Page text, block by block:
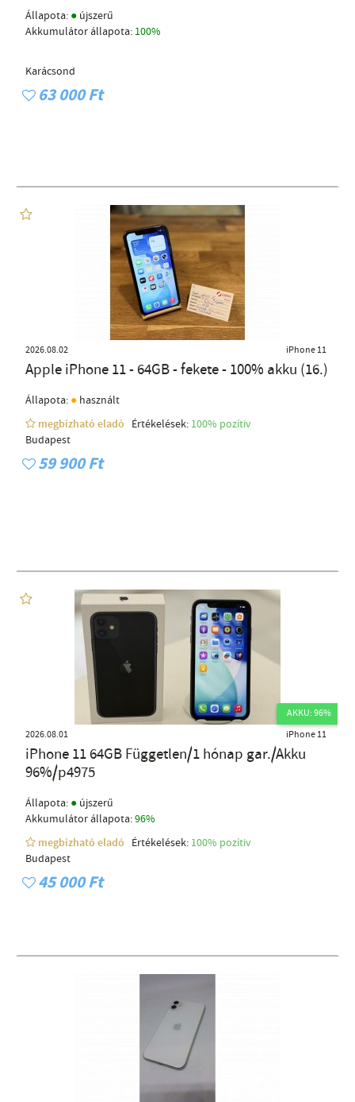
Állapota: ● újszerű
Akkumulátor állapota: 100%
Karácsond
63 000 Ft
2026.08.02 iPhone 11
Apple iPhone 11 - 64GB - fekete - 100% akku (16.)
Állapota: ● használt
megbízható eladó
Értékelések: 100% pozítiv
Budapest
59 900 Ft
AKKU: 96%
2026.08.01
iPhone 11
iPhone 11 64GB Független/1 hónap gar./Akku
96%/p4975
Állapota: ● újszerű
Akkumulátor állapota:96%
megbízható eladó
Értékelések: 100% pozítiv
Budapest
45 000 Ft